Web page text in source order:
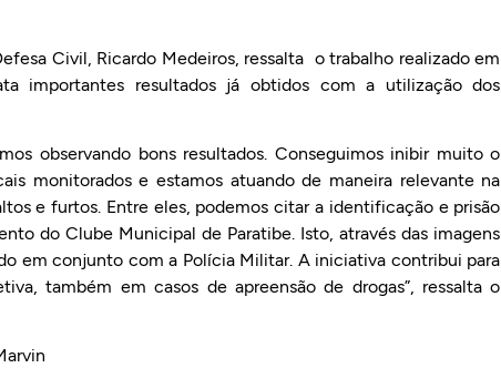
Civil, Ricardo Medeiros, ressalta o trabalho realizado em
importantes resultados já obtidos com a utilização dos
observando bons resultados. Conseguimos inibir muito o
monitorados e estamos atuando de maneira relevante na
e furtos. Entre eles, podemos citar a identificação e prisão
do Clube Municipal de Paratibe. Isto, através das imagens
em conjunto com a Polícia Militar. A iniciativa contribui para
também em casos de apreensão de drogas”, ressalta o